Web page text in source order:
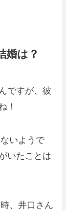
婚は？
ですが、彼
！
いようで
いたことは
、井口さん